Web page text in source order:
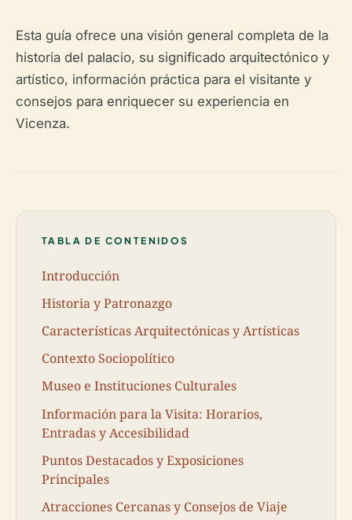
Esta guía ofrece una visión general completa de la
historia del palacio, su significado arquitectónico y
artístico, información práctica para el visitante y
consejos para enriquecer su experiencia en
Vicenza.
TABLA DE CONTENIDOS
Introducción
Historia y Patronazgo
Características Arquitectónicas y Artísticas
Contexto Sociopolítico
Museo e Instituciones Culturales
Información para la Visita: Horarios,
Entradas y Accesibilidad
Puntos Destacados y Exposiciones
Principales
Atracciones Cercanas y Consejos de Viaje